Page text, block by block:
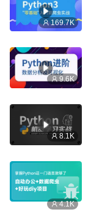
169.7K
9.6K
8.1K
4.1K